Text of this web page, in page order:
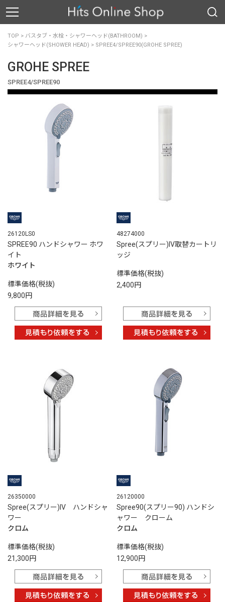
TOP > バスタブ・水栓・シャワーヘッド(BATHROOM) >
シャワーヘッド(SHOWER HEAD) > SPREE4/SPREE90(GROHE SPREE)
GROHE SPREE
SPREE4/SPREE90
26120LS0
SPREE90 ハンドシャワー ホワ
イト
ホワイト
標準価格(税抜)
9,800円
48274000
Spree(スプリー)IV取替カートリ
ッジ
標準価格(税抜)
2,400円
26350000
Spree(スプリー)IV ハンドシャ
ワー
クロム
標準価格(税抜)
21,300円
26120000
Spree90(スプリー90) ハンドシ
ャワー クローム
クロム
標準価格(税抜)
12,900円